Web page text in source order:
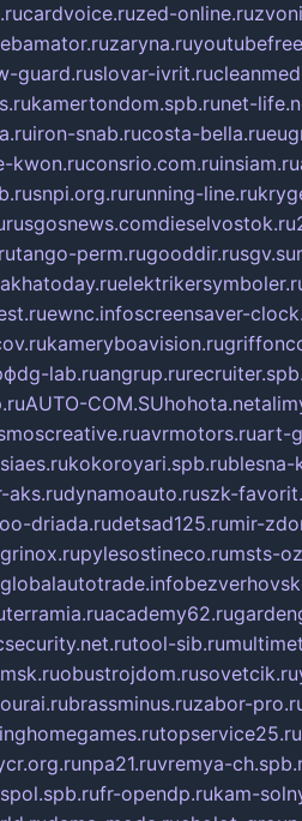
cardvoice.ruzed-online.ru
zaryna.ru
guard.ruslovar-ivrit.ru
kamertondom.spb.runet-
iron-snab.rucosta-bella.ru
kwon.ruconsrio.com.ruinsiam.ru
snpi.org.rurunning-line.ru
rusgosnews.comdieselvostok.ru
tango-perm.rugooddir.rusgv.su
ewnc.infoscreensaver-
kameryboavision.ru
dg-lab.ruangrup.ru
AUTO-COM.SUhohota.net
avrmotors.ruart-
kokoroyari.spb.rublesna-
aks.rudynamoauto.ruszk-
driada.rudetsad125.rumir-
grinox.rupylesostineco.rumsts-
globalautotrade.info
terramia.ruacademy62.ru
tool-sib.ru
obustrojdom.rusovetcik.ru
brassminus.ruzabor-
topservice25.ru
npa21.ruvremya-
fr-opendp.rukam-